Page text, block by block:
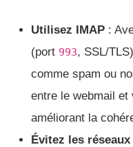
Utilisez IMAP :
(port 993, SSL/
comme spam ou
entre le webmail et
améliorant la
Évitez les